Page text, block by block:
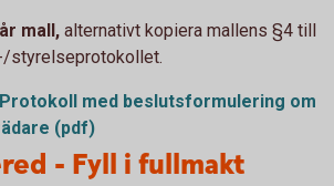
mall, alternativt kopiera mallens §4 till
styrelseprotokollet.
med beslutsformulering om
(pdf)
- Fyll i fullmakt